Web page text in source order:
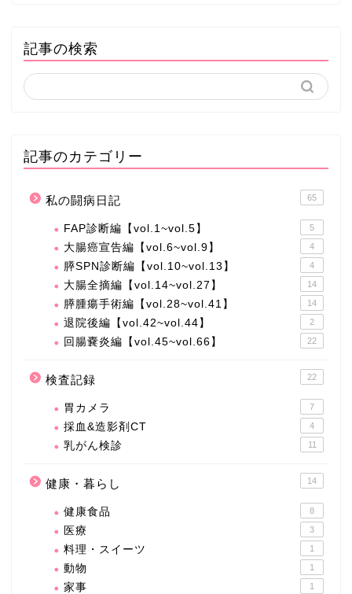
記事の検索
記事のカテゴリー
私の闘病日記 65
FAP診断編【vol.1~vol.5】 5
大腸癌宣告編【vol.6~vol.9】 4
膵SPN診断編【vol.10~vol.13】 4
大腸全摘編【vol.14~vol.27】 14
膵腫瘍手術編【vol.28~vol.41】 14
退院後編【vol.42~vol.44】 2
回腸嚢炎編【vol.45~vol.66】 22
検査記録 22
胃カメラ 7
採血&造影剤CT 4
乳がん検診 11
健康・暮らし 14
健康食品 8
医療 3
料理・スイーツ 1
動物 1
家事 1